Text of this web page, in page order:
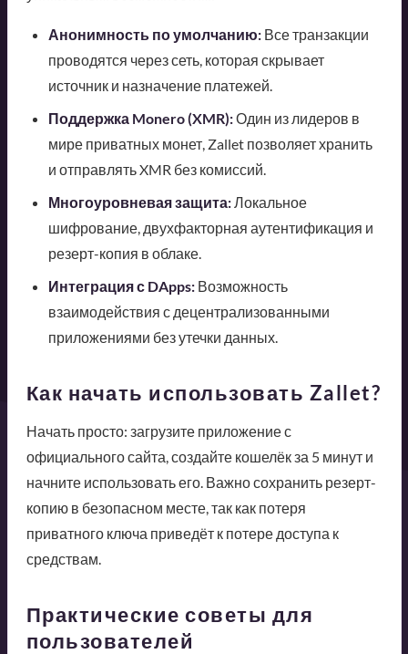
Анонимность по умолчанию:Все транзакции
проводятся через сеть, которая скрывает
источник и назначение платежей.
Поддержка Monero (XMR):Один из лидеров в
мире приватных монет, Zallet позволяет хранить
и отправлять XMR без комиссий.
Многоуровневая защита:Локальное
шифрование, двухфакторная аутентификация и
резерт-копия в облаке.
Интеграция с DApps:Возможность
взаимодействия с децентрализованными
приложениями без утечки данных.
Как начать использовать Zallet?
Начать просто: загрузите приложение с
официального сайта, создайте кошелёк за 5 минут и
начните использовать его. Важно сохранить резерт-
копию в безопасном месте, так как потеря
приватного ключа приведёт к потере доступа к
средствам.
Практические советы для
пользователей